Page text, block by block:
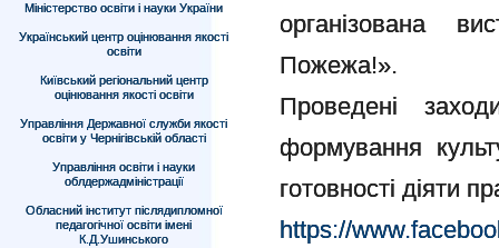
Міністерство освіти і науки України
Український центр оцінювання якості
освіти
Київський регіональний центр
оцінювання якості освіти
Управління Державної служби якості
освіти у Чернігівській області
Управління освіти і науки
облдержадміністрації
Обласний інститут післядипломної
педагогічної освіти імені
К.Д.Ушинського
організована
Пожежа!».
Проведені
формування
готовності діяти
https://